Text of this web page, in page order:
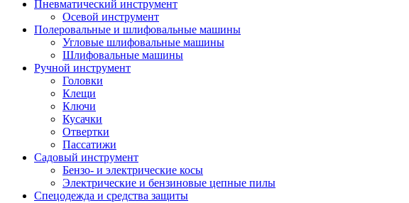
Пневматический инструмент
Осевой инструмент
Полеровальные и шлифовальные машины
Угловые шлифовальные машины
Шлифовальные машины
Ручной инструмент
Головки
Клещи
Ключи
Кусачки
Отвертки
Пассатижи
Садовый инструмент
Бензо- и электрические косы
Электрические и бензиновые цепные пилы
Спецодежда и средства защиты